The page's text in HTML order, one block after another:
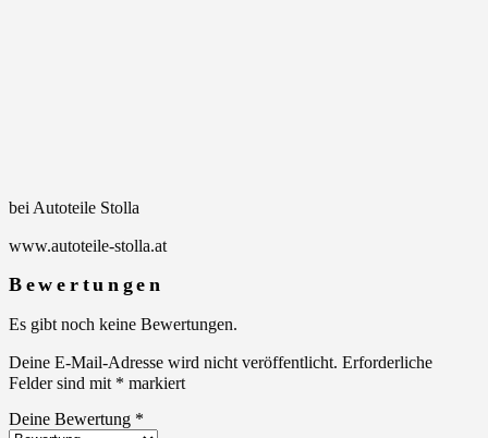
bei Autoteile Stolla
www.autoteile-stolla.at
Bewertungen
Es gibt noch keine Bewertungen.
Deine E-Mail-Adresse wird nicht veröffentlicht. Erforderliche
Felder sind mit * markiert
Deine Bewertung *